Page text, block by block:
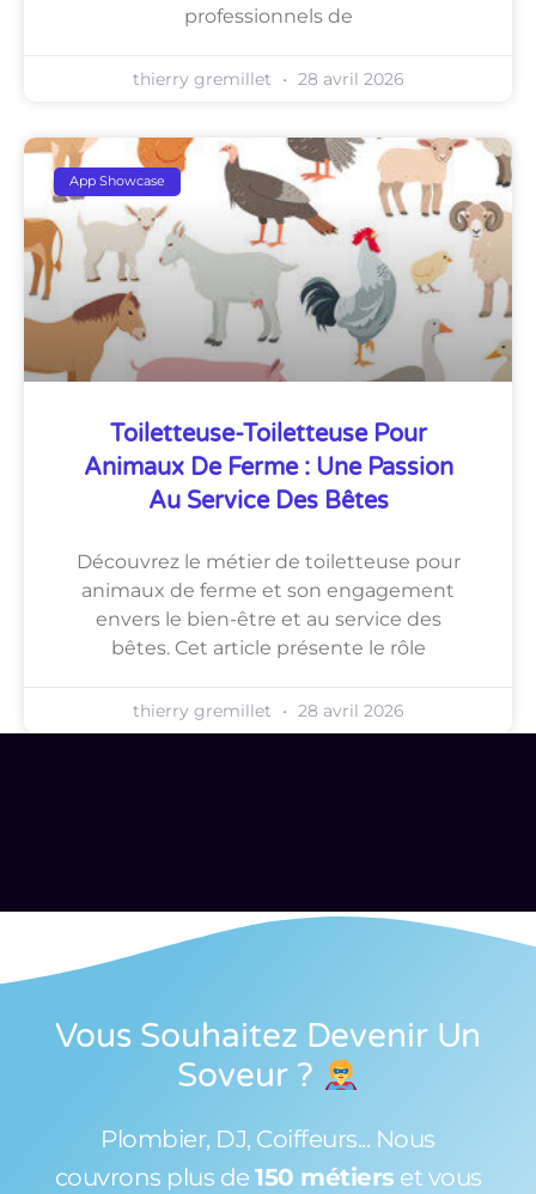
professionnels de
thierry gremillet 28 avril 2026
App Showcase
Toiletteuse-Toiletteuse Pour
Animaux De Ferme : Une Passion
Au Service Des Bêtes
Découvrez le métier de toiletteuse pour
animaux de ferme et son engagement
envers le bien-être et au service des
bêtes. Cet article présente le rôle
thierry gremillet 28 avril 2026
Vous Souhaitez Devenir Un
Soveur ?
Plombier, DJ, Coiffeurs... Nous
couvrons plus de 150 métiers et vous